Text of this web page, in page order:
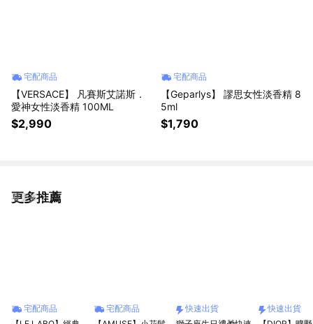
宅配商品
【VERSACE】 凡賽斯艾諾斯．
愛神女性淡香精 100ML
$2,990
宅配商品
【Geparlys】 謬思女性淡香精 8
5ml
$1,790
更多推薦
看更多
宅配商品
宅配商品
快速出貨
快速出貨